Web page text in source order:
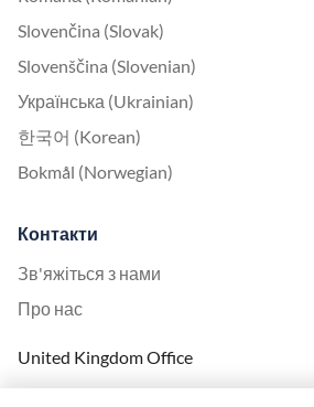
Slovenčina (Slovak)
Slovenščina (Slovenian)
Українська (Ukrainian)
한국어 (Korean)
Bokmål (Norwegian)
Контакти
Зв'яжіться з нами
Про нас
United Kingdom Office